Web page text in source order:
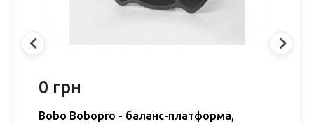
0 грн
Bobo Bobopro - баланс-платформа,